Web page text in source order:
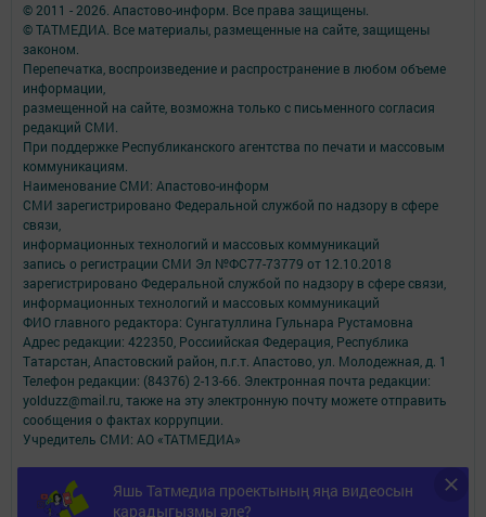
Яшь Татмедиа проектының яңа видеосын
карадыгызмы әле?
© 2011 - 2026. Апастово-информ. Все права защищены.
© ТАТМЕДИА. Все материалы, размещенные на сайте, защищены
законом.
Перепечатка, воспроизведение и распространение в любом объеме
информации,
размещенной на сайте, возможна только с письменного согласия
редакций СМИ.
При поддержке Республиканского агентства по печати и массовым
коммуникациям.
Наименование СМИ: Апастово-информ
СМИ зарегистрировано Федеральной службой по надзору в сфере
связи,
информационных технологий и массовых коммуникаций
запись о регистрации СМИ Эл №ФС77-73779 от 12.10.2018
зарегистрировано Федеральной службой по надзору в сфере связи,
информационных технологий и массовых коммуникаций
ФИО главного редактора: Сунгатуллина Гульнара Рустамовна
Адрес редакции: 422350, Россиийская Федерация, Республика
Татарстан, Апастовский район, п.г.т. Апастово, ул. Молодежная, д. 1
Телефон редакции: (84376) 2-13-66. Электронная почта редакции:
yolduzz@mail.ru, также на эту электронную почту можете отправить
сообщения о фактах коррупции.
Учредитель СМИ: АО «ТАТМЕДИА»
Антикоррупционная политика
АО «ТАТМЕДИА» использует «cookie»для персонализации сервисов и